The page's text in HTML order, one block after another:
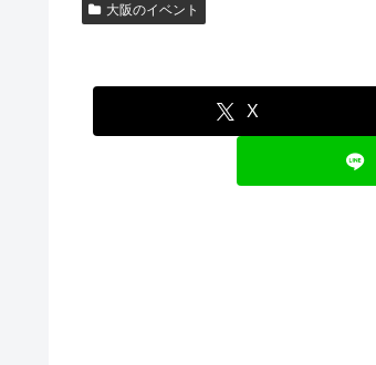
大阪のイベント
X